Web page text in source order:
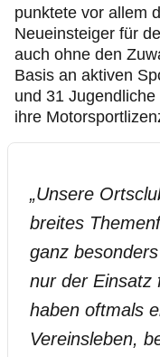
punktete vor allem
Neueinsteiger für
auch ohne den
Basis an aktiven
und 31
ihre
„Unsere
breites
ganz
nur der Einsatz
haben oftmals
Vereinsleben,